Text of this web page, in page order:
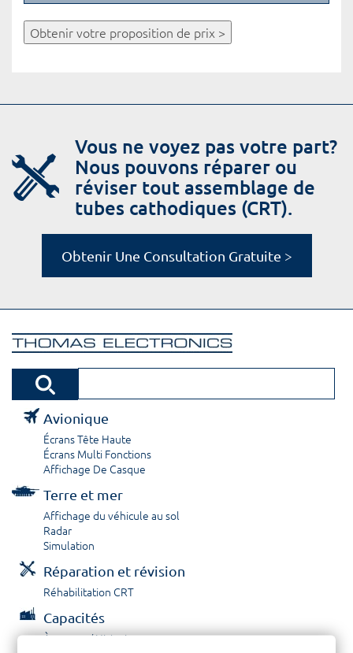
Obtenir votre proposition de prix >
Vous ne voyez pas votre part?
Nous pouvons réparer ou
réviser tout assemblage de
tubes cathodiques (CRT).
Obtenir Une Consultation Gratuite >
Avionique
Écrans Tête Haute
Écrans Multi Fonctions
Affichage De Casque
Terre et mer
Affichage du véhicule au sol
Radar
Simulation
Réparation et révision
Réhabilitation CRT
Capacités
À propos / Historique